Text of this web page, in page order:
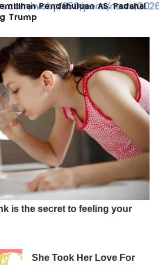
Pendahuluan AS, Padahal
Trump